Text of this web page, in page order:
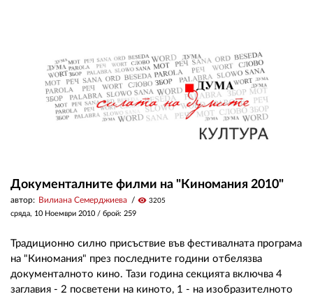
Документалните филми на "Киномания 2010"
автор: Вилиана Семерджиева visibility 3205
сряда, 10 Ноември 2010 / брой: 259
Традиционно силно присъствие във фестивалната програма
на "Киномания" през последните години отбелязва
документалното кино. Тази година секцията включва 4
заглавия - 2 посветени на киното, 1 - на изобразителното